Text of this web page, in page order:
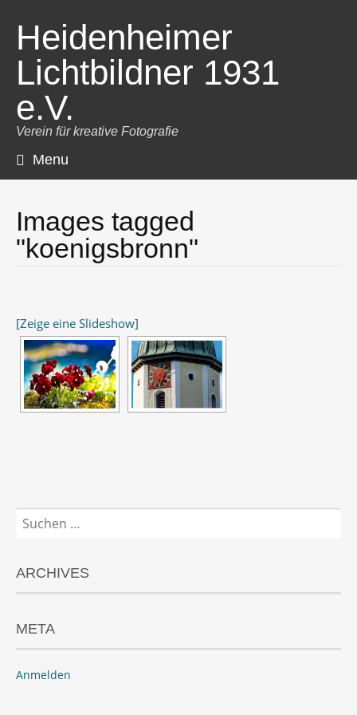
Heidenheimer
Lichtbildner 1931
e.V.
Verein für kreative Fotografie
Menu
Images tagged
"koenigsbronn"
[Zeige eine Slideshow]
Suchen
nach:
ARCHIVES
META
Anmelden